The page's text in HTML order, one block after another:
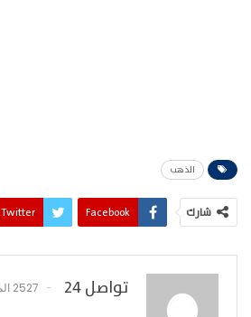
الذهب
شارك Facebook
Twitter
تواصل 24 2527 المشاركات